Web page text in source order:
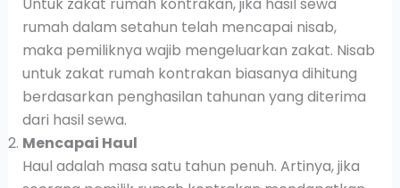
Untuk zakat rumah kontrakan, jika hasil sewa
rumah dalam setahun telah mencapai nisab,
maka pemiliknya wajib mengeluarkan zakat. Nisab
untuk zakat rumah kontrakan biasanya dihitung
berdasarkan penghasilan tahunan yang diterima
dari hasil sewa.
Mencapai Haul
Haul adalah masa satu tahun penuh. Artinya, jika